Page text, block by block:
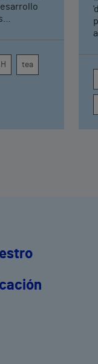
tea